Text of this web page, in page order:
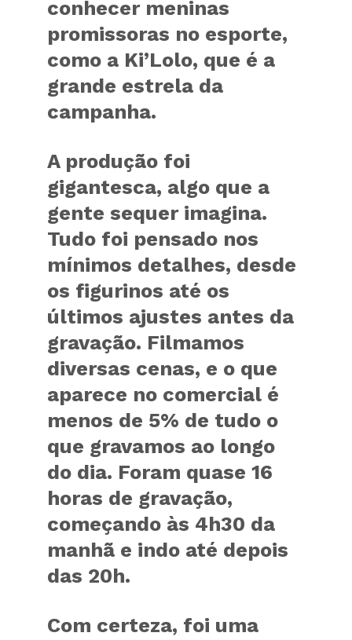
conhecer meninas
promissoras no esporte,
como a Ki’Lolo, que é a
grande estrela da
campanha.
A produção foi
gigantesca, algo que a
gente sequer imagina.
Tudo foi pensado nos
mínimos detalhes, desde
os figurinos até os
últimos ajustes antes da
gravação. Filmamos
diversas cenas, e o que
aparece no comercial é
menos de 5% de tudo o
que gravamos ao longo
do dia. Foram quase 16
horas de gravação,
começando às 4h30 da
manhã e indo até depois
das 20h.
Com certeza, foi uma